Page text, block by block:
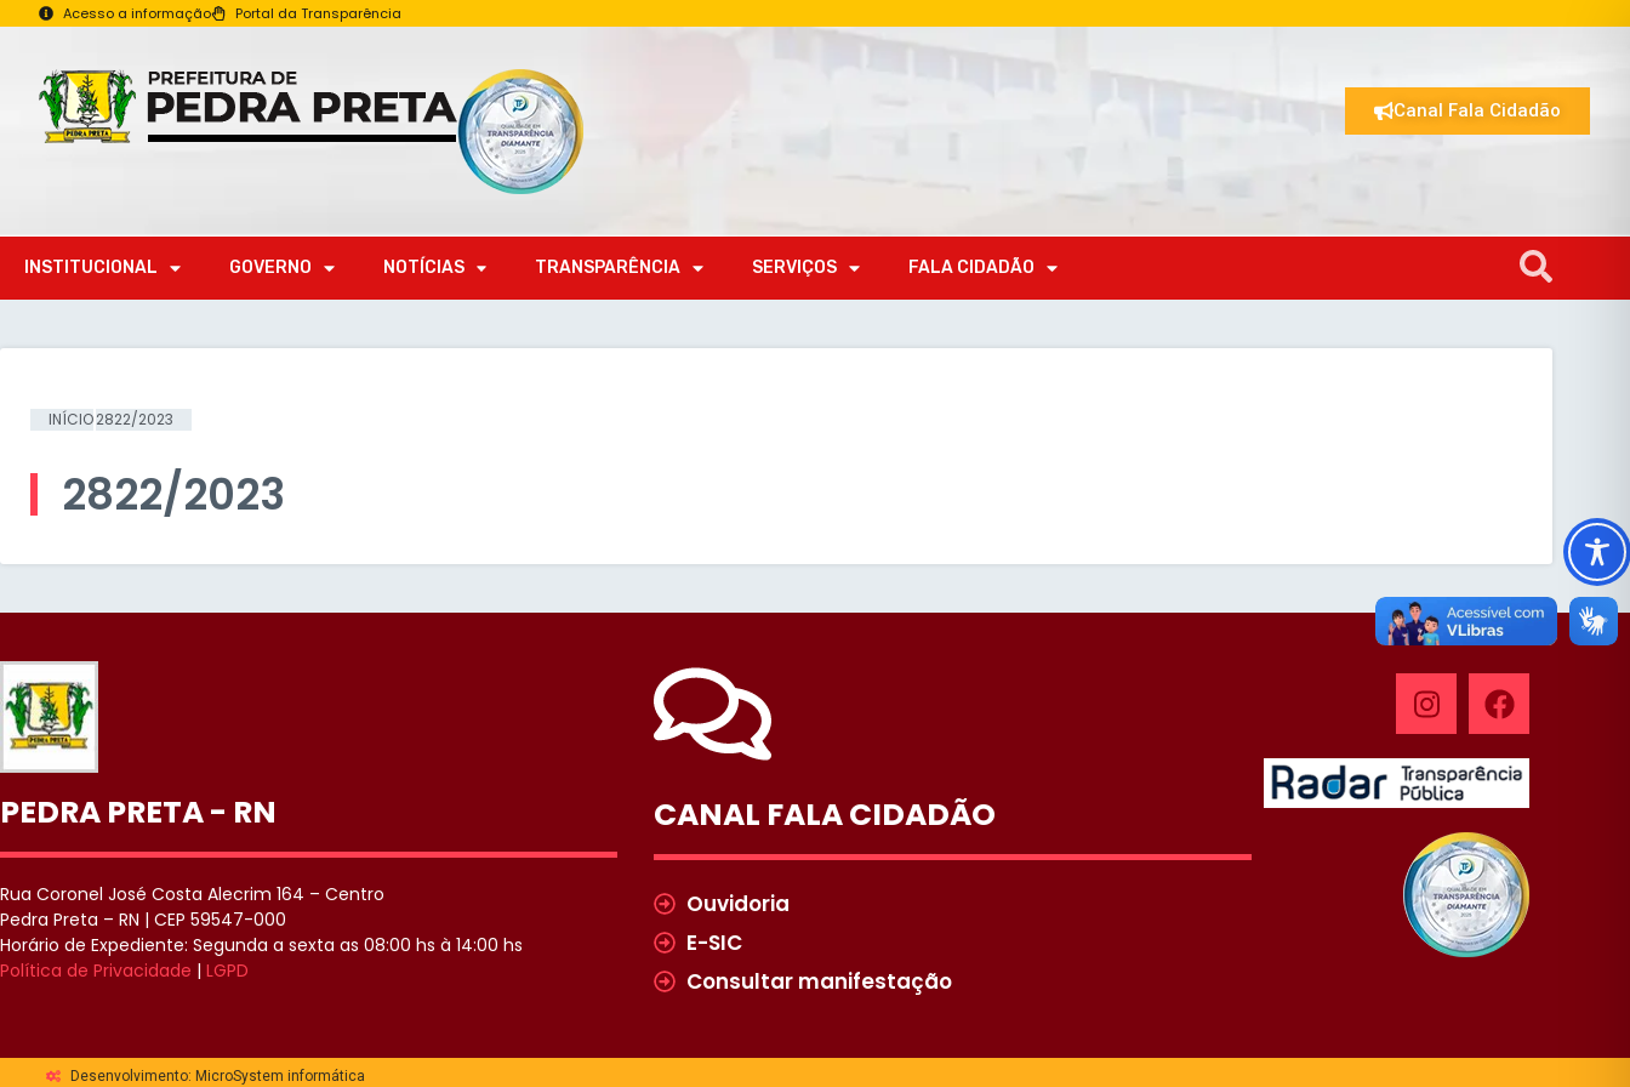
Acesso a informação Portal da Transparência
Canal Fala Cidadão
INSTITUCIONAL GOVERNO NOTÍCIAS TRANSPARÊNCIA SERVIÇOS FALA CIDADÃO
INÍCIO2822/2023
2822/2023
PEDRA PRETA - RN
Rua Coronel José Costa Alecrim 164 – Centro
Pedra Preta – RN | CEP 59547-000
Horário de Expediente: Segunda a sexta as 08:00 hs à 14:00 hs
Política de Privacidade | LGPD
CANAL FALA CIDADÃO
Ouvidoria
E-SIC
Consultar manifestação
Desenvolvimento: MicroSystem informática